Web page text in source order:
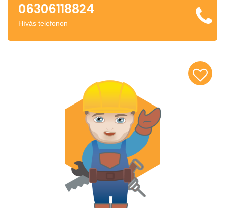
06306118824
Hívás telefonon